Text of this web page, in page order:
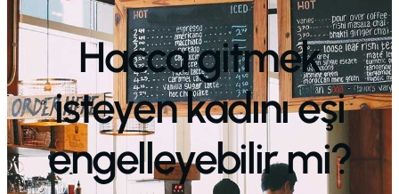
Hacca gitmek
isteyen kadını eşi
engelleyebilir mi?